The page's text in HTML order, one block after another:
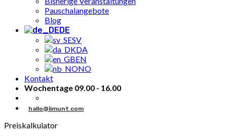
Pauschalangebote
Blog
DE
SV
DA
EN
NO
Kontakt
Wochentage 09.00 - 16.00
hallo@limunt.com
Preiskalkulator